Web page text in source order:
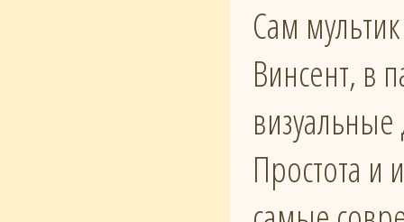
Сам
Винсент, в
Простота